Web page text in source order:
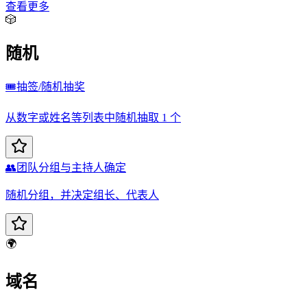
查看更多
🎲
随机
🎟️抽签/随机抽奖
从数字或姓名等列表中随机抽取 1 个
👥 团队分组与主持人确定
随机分组，并决定组长、代表人
🌍
域名